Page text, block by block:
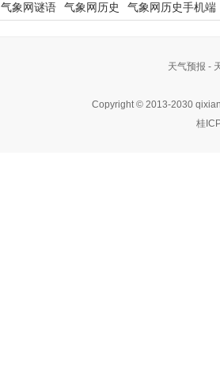
气象网谜语 气象网历史 气象网历史手机端
天气预报 -
Copyright © 2013-2030
桂